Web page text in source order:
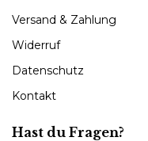
Versand & Zahlung
Widerruf
Datenschutz
Kontakt
Hast du Fragen?